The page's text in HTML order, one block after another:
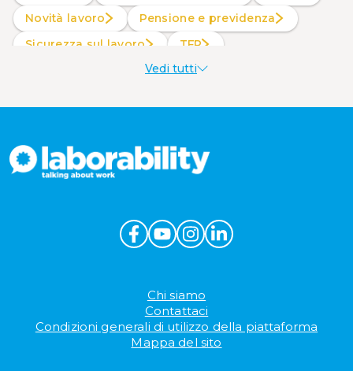
Novità lavoro
Pensione e previdenza
Sicurezza sul lavoro
TFR
Vedi tutti
Chi siamo
Contattaci
Condizioni generali di utilizzo della piattaforma
Mappa del sito